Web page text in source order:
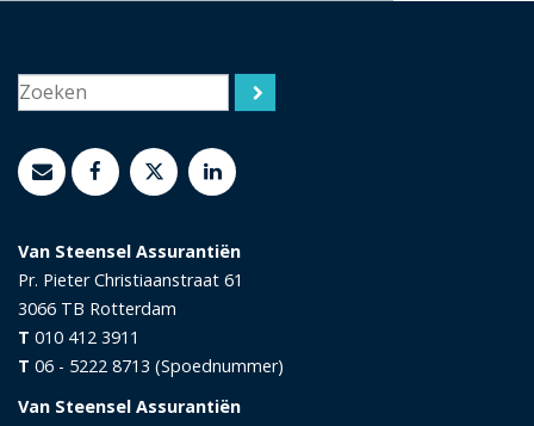
Van Steensel Assurantiën
Pr. Pieter Christiaanstraat 61
3066 TB Rotterdam
T 010 412 3911
T 06 - 5222 8713 (Spoednummer)
Van Steensel Assurantiën